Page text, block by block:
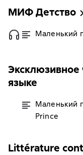
МИФ Детство
Маленький
Эксклюзивное
языке
Маленький
Prince
Littérature